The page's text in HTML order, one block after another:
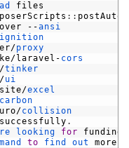
files
: :
--ansi
ignition
/proxy
/laravel - cors
/tinker
/ui
/excel
carbon
/collision
successfully .
looking for funding
to find out more